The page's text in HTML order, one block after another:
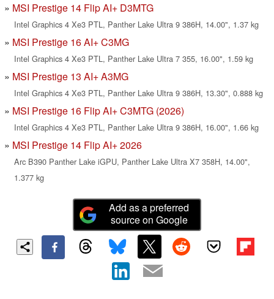
MSI Prestige 14 Flip AI+ D3MTG
Intel Graphics 4 Xe3 PTL, Panther Lake Ultra 9 386H, 14.00", 1.37 kg
MSI Prestige 16 AI+ C3MG
Intel Graphics 4 Xe3 PTL, Panther Lake Ultra 7 355, 16.00", 1.59 kg
MSI Prestige 13 AI+ A3MG
Intel Graphics 4 Xe3 PTL, Panther Lake Ultra 9 386H, 13.30", 0.888 kg
MSI Prestige 16 Flip AI+ C3MTG (2026)
Intel Graphics 4 Xe3 PTL, Panther Lake Ultra 9 386H, 16.00", 1.66 kg
MSI Prestige 14 Flip AI+ 2026
Arc B390 Panther Lake iGPU, Panther Lake Ultra X7 358H, 14.00",
1.377 kg
Add as a preferred
source on Google